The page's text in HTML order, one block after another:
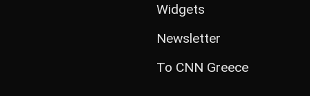
Widgets
Newsletter
Το CNN Greece